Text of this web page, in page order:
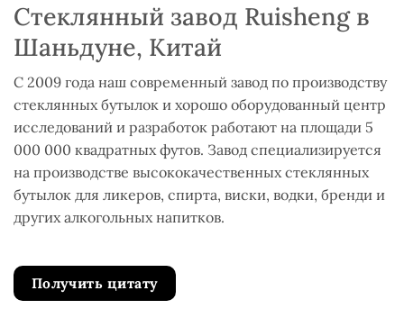
Стеклянный завод Ruisheng в
Шаньдуне, Китай
С 2009 года наш современный завод по производству
стеклянных бутылок и хорошо оборудованный центр
исследований и разработок работают на площади 5
000 000 квадратных футов. Завод специализируется
на производстве высококачественных стеклянных
бутылок для ликеров, спирта, виски, водки, бренди и
других алкогольных напитков.
Получить цитату